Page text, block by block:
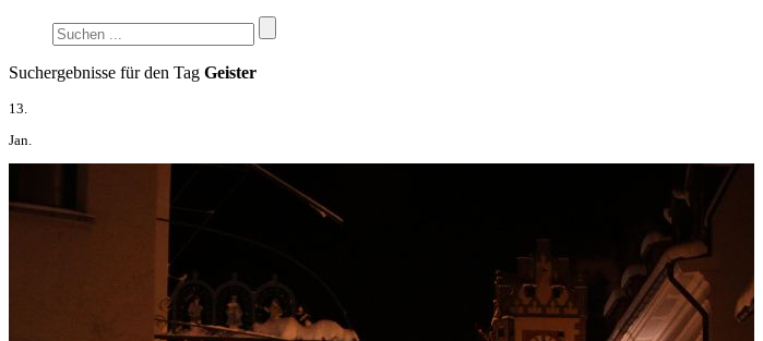
Suchergebnisse für den Tag Geister
13.
Jan.